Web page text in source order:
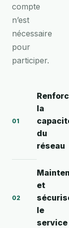
compte
n’est
nécessaire
pour
participer.
01
la
du
réseau
02
et
le
service